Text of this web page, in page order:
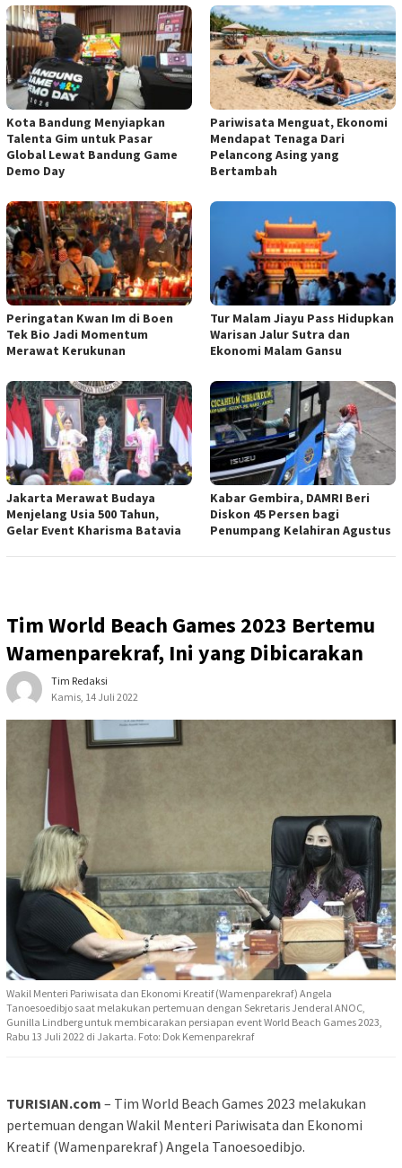
Kota Bandung Menyiapkan
Talenta Gim untuk Pasar
Global Lewat Bandung Game
Demo Day
Pariwisata Menguat, Ekonomi
Mendapat Tenaga Dari
Pelancong Asing yang
Bertambah
Peringatan Kwan Im di Boen
Tek Bio Jadi Momentum
Merawat Kerukunan
Tur Malam Jiayu Pass Hidupkan
Warisan Jalur Sutra dan
Ekonomi Malam Gansu
Jakarta Merawat Budaya
Menjelang Usia 500 Tahun,
Gelar Event Kharisma Batavia
Kabar Gembira, DAMRI Beri
Diskon 45 Persen bagi
Penumpang Kelahiran Agustus
Tim World Beach Games 2023 Bertemu
Wamenparekraf, Ini yang Dibicarakan
Tim Redaksi
Kamis, 14 Juli 2022
Wakil Menteri Pariwisata dan Ekonomi Kreatif (Wamenparekraf) Angela
Tanoesoedibjo saat melakukan pertemuan dengan Sekretaris Jenderal ANOC,
Gunilla Lindberg untuk membicarakan persiapan event World Beach Games 2023,
Rabu 13 Juli 2022 di Jakarta. Foto: Dok Kemenparekraf
TURISIAN.com – Tim World Beach Games 2023 melakukan
pertemuan dengan Wakil Menteri Pariwisata dan Ekonomi
Kreatif (Wamenparekraf) Angela Tanoesoedibjo.